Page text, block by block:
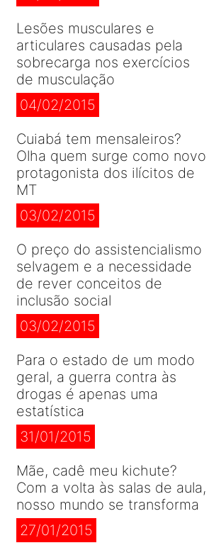
Lesões musculares e
articulares causadas pela
sobrecarga nos exercícios
de musculação
04/02/2015
Cuiabá tem mensaleiros?
Olha quem surge como novo
protagonista dos ilícitos de
MT
03/02/2015
O preço do assistencialismo
selvagem e a necessidade
de rever conceitos de
inclusão social
03/02/2015
Para o estado de um modo
geral, a guerra contra às
drogas é apenas uma
estatística
31/01/2015
Mãe, cadê meu kichute?
Com a volta às salas de aula,
nosso mundo se transforma
27/01/2015